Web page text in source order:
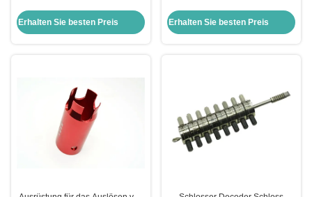
Schneider
Erhalten Sie besten Preis
Autoverriegelung Kit Lock Pick
Set professionelle Schlosser
Erhalten Sie besten Preis